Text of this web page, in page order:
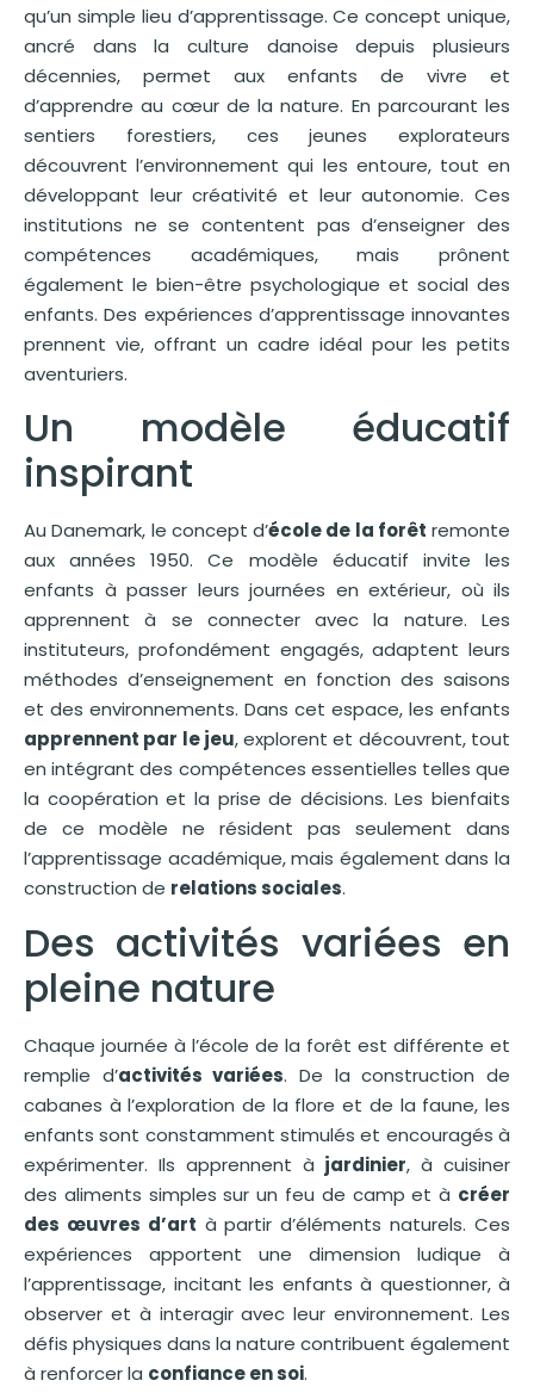
qu’un simple lieu d’apprentissage. Ce concept unique,
ancré dans la culture danoise depuis plusieurs
décennies, permet aux enfants de vivre et
d’apprendre au cœur de la nature. En parcourant les
sentiers forestiers, ces jeunes explorateurs
découvrent l’environnement qui les entoure, tout en
développant leur créativité et leur autonomie. Ces
institutions ne se contentent pas d’enseigner des
compétences académiques, mais prônent
également le bien-être psychologique et social des
enfants. Des expériences d’apprentissage innovantes
prennent vie, offrant un cadre idéal pour les petits
aventuriers.
Un modèle éducatif
inspirant
Au Danemark, le concept d’école de la forêt remonte
aux années 1950. Ce modèle éducatif invite les
enfants à passer leurs journées en extérieur, où ils
apprennent à se connecter avec la nature. Les
instituteurs, profondément engagés, adaptent leurs
méthodes d’enseignement en fonction des saisons
et des environnements. Dans cet espace, les enfants
apprennent par le jeu, explorent et découvrent, tout
en intégrant des compétences essentielles telles que
la coopération et la prise de décisions. Les bienfaits
de ce modèle ne résident pas seulement dans
l’apprentissage académique, mais également dans la
construction de relations sociales.
Des activités variées en
pleine nature
Chaque journée à l’école de la forêt est différente et
remplie d’activités variées. De la construction de
cabanes à l’exploration de la flore et de la faune, les
enfants sont constamment stimulés et encouragés à
expérimenter. Ils apprennent à jardinier, à cuisiner
des aliments simples sur un feu de camp et à créer
des œuvres d’art à partir d’éléments naturels. Ces
expériences apportent une dimension ludique à
l’apprentissage, incitant les enfants à questionner, à
observer et à interagir avec leur environnement. Les
défis physiques dans la nature contribuent également
à renforcer la confiance en soi.